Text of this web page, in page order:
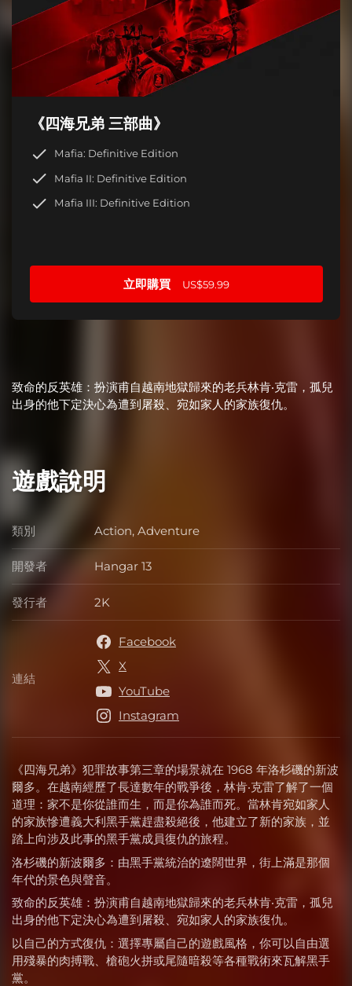
《四海兄弟 三部曲》
Mafia: Definitive Edition
Mafia II: Definitive Edition
Mafia III: Definitive Edition
立即購買 US$59.99
致命的反英雄：扮演甫自越南地獄歸來的老兵林肯‧克雷，孤兒
出身的他下定決心為遭到屠殺、宛如家人的家族復仇。
遊戲說明
《四海兄弟》犯罪故事第三章的場景就在 1968 年洛杉磯的新波
爾多。在越南經歷了長達數年的戰爭後，林肯‧克雷了解了一個
道理：家不是你從誰而生，而是你為誰而死。當林肯宛如家人
的家族慘遭義大利黑手黨趕盡殺絕後，他建立了新的家族，並
踏上向涉及此事的黑手黨成員復仇的旅程。
洛杉磯的新波爾多：由黑手黨統治的遼闊世界，街上滿是那個
年代的景色與聲音。
致命的反英雄：扮演甫自越南地獄歸來的老兵林肯‧克雷，孤兒
出身的他下定決心為遭到屠殺、宛如家人的家族復仇。
以自己的方式復仇：選擇專屬自己的遊戲風格，你可以自由選
用殘暴的肉搏戰、槍砲火拼或尾隨暗殺等各種戰術來瓦解黑手
黨。
類別 類別
Action, Adventure
開發者 開發者
Hangar 13
發行者 發行者
2K
連結 連結
Facebook
X
YouTube
Instagram